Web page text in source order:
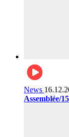
News
Assemblée/